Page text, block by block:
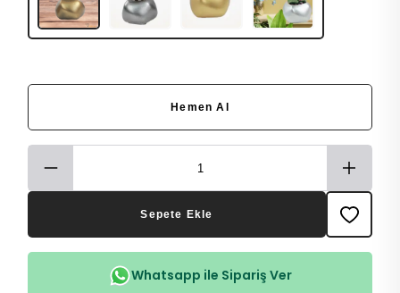
Hemen Al
Sepete Ekle
Whatsapp ile Sipariş Ver